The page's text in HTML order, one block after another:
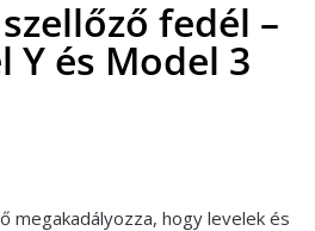
fedél –
Y és Model 3
megakadályozza, hogy levelek és